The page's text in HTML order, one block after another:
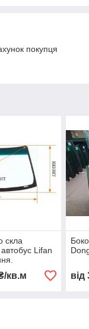
покупця
скла
Lifan
кв.м від